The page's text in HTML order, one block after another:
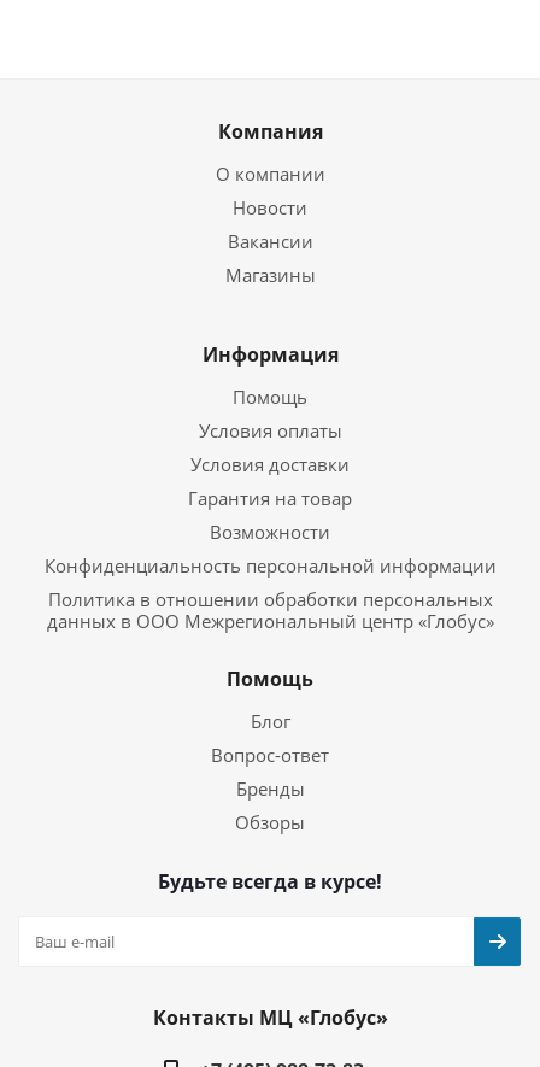
Компания
О компании
Новости
Вакансии
Магазины
Информация
Помощь
Условия оплаты
Условия доставки
Гарантия на товар
Возможности
Конфиденциальность персональной информации
Политика в отношении обработки персональных
данных в ООО Межрегиональный центр «Глобус»
Помощь
Блог
Вопрос-ответ
Бренды
Обзоры
Будьте всегда в курсе!
Контакты МЦ «Глобус»